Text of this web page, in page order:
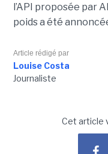
l’API proposée par
poids a été
Article rédigé par
Louise Costa
Journaliste
Cet article